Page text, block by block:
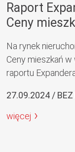
Raport
Ceny
Na rynek
Ceny mieszkań
raportu
27.09.2024 / BEZ
więcej